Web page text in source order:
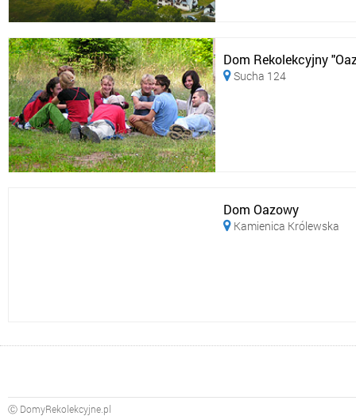
Dom Rekolekcyjny
Sucha 124
Dom Oazowy
 Kamienica Królewska
Ⓒ DomyRekolekcyjne.pl